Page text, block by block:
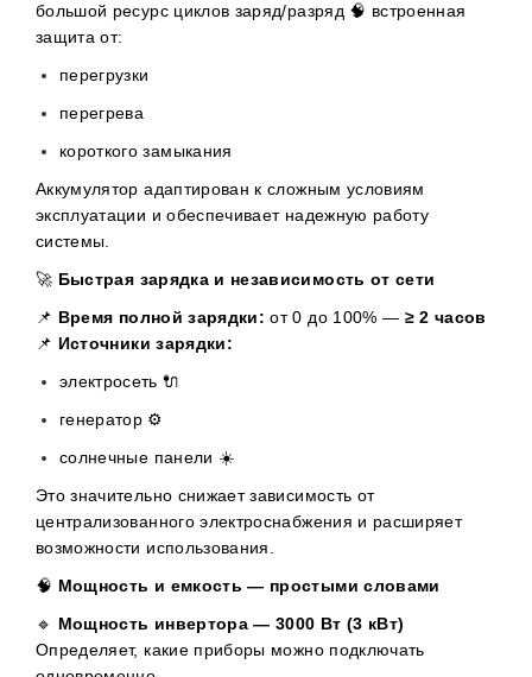
большой ресурс циклов заряд/разряд 🧠 встроенная
защита от:
перегрузки
перегрева
короткого замыкания
Аккумулятор адаптирован к сложным условиям
эксплуатации и обеспечивает надежную работу
системы.
🚀 Быстрая зарядка и независимость от сети
📌 Время полной зарядки: от 0 до 100% — ≥ 2 часов
📌 Источники зарядки:
электросеть 🔌
генератор ⚙️
солнечные панели ☀️
Это значительно снижает зависимость от
централизованного электроснабжения и расширяет
возможности использования.
🧠 Мощность и емкость — простыми словами
🔹 Мощность инвертора — 3000 Вт (3 кВт)
Определяет, какие приборы можно подключать